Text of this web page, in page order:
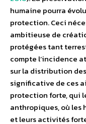
humaine pourra
protection. Ceci
ambitieuse de
protégées tant
compte l’incidence
sur la distribution
significative de ces
protection forte, qui
anthropiques, où les
et leurs activités